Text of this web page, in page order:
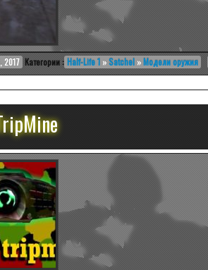
2017 Категории : Half-Life 1 »Satchel »Модели оружия